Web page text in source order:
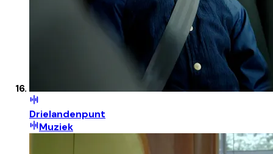
Drielandenpunt
Muziek